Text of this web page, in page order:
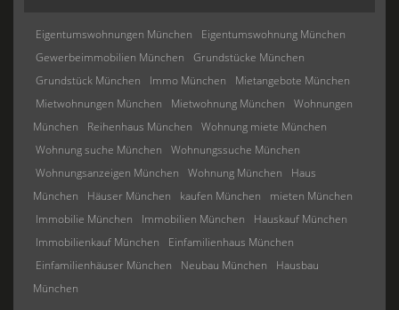
Eigentumswohnungen München
Eigentumswohnung München
Gewerbeimmobilien München
Grundstücke München
Grundstück München
Immo München
Mietangebote München
Mietwohnungen München
Mietwohnung München
Wohnungen
München
Reihenhaus München
Wohnung miete München
Wohnung suche München
Wohnungssuche München
Wohnungsanzeigen München
Wohnung München
Haus
München
Häuser München kaufen München
mieten München
Immobilie München
Immobilien München
Hauskauf München
Immobilienkauf München
Einfamilienhaus München
Einfamilienhäuser München
Neubau München
Hausbau
München